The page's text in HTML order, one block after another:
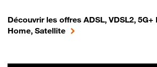
Découvrir les offres ADSL, VDSL2, 5G+
Home, Satellite